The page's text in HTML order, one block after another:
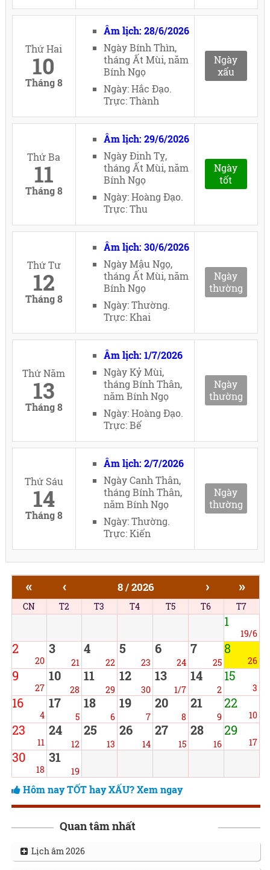
Thứ Hai
10
Tháng 8
Âm lịch: 28/6/2026
Ngày Bính Thìn,
tháng Ất Mùi, năm
Bính Ngọ
Ngày: Hắc Đạo.
Trực: Thành
Ngày
xấu
Thứ Ba
11
Tháng 8
Âm lịch: 29/6/2026
Ngày Đinh Tỵ,
tháng Ất Mùi, năm
Bính Ngọ
Ngày: Hoàng Đạo.
Trực: Thu
Ngày
tốt
Thứ Tư
12
Tháng 8
Âm lịch: 30/6/2026
Ngày Mậu Ngọ,
tháng Ất Mùi, năm
Bính Ngọ
Ngày: Thường.
Trực: Khai
Ngày
thường
Thứ Năm
13
Tháng 8
Âm lịch: 1/7/2026
Ngày Kỷ Mùi,
tháng Bính Thân,
năm Bính Ngọ
Ngày: Hoàng Đạo.
Trực: Bế
Ngày
thường
Thứ Sáu
14
Tháng 8
Âm lịch: 2/7/2026
Ngày Canh Thân,
tháng Bính Thân,
năm Bính Ngọ
Ngày: Thường.
Trực: Kiến
Ngày
thường
« ‹ 8 / 2026 › »
CN T2 T3 T4 T5 T6 T7
1
19/6
2
20
3
21
4
22
5
23
6
24
7
25
8
26
9
27
10
28
11
29
12
30
13
1/7
14
2
15
3
16
4
17
5
18
6
19
7
20
8
21
9
22
10
23
11
24
12
25
13
26
14
27
15
28
16
29
17
30
18
31
19
Hôm nay TỐT hay XẤU? Xem ngay
Quan tâm nhất
Lịch âm 2026